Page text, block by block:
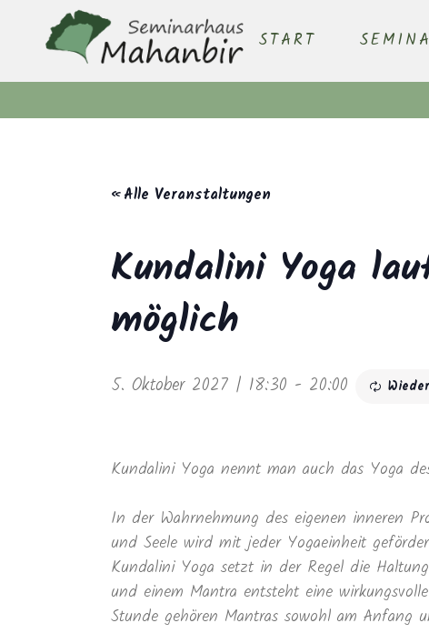
START
« Alle Veranstaltungen
Kundalini Yoga
möglich
5. Oktober 2027 | 18:30 - 20:00
Kundalini Yoga nennt man auch das Yoga
In der Wahrnehmung des eigenen inneren
und Seele wird mit jeder Yogaeinheit
Kundalini Yoga setzt in der Regel die
und einem Mantra entsteht eine
Stunde gehören Mantras sowohl am Anfang